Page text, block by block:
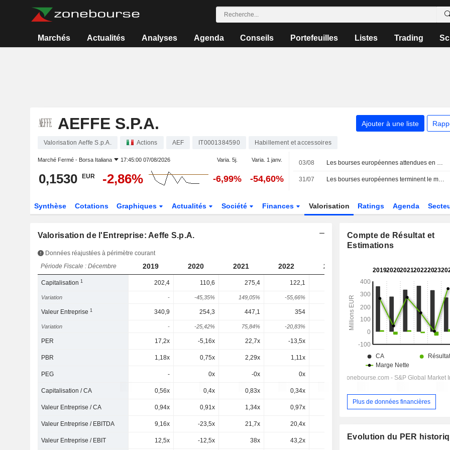
Marchés Actualités Analyses Agenda Conseils Portefeuilles Listes Trading
AEFFE S.P.A. Ajouter à une liste
Valorisation Aeffe S.p.A. Actions AEF IT0001384590 Habillement et accessoires
Marché Fermé - Borsa Italiana 17:45:00 07/08/2026 Varia. 5j. Varia. 1 janv.
0,1530 EUR -2,86% -6,99% -54,60%
03/08 Les bourses européennes attendues en hausse pour la première séance d'août
31/07 Les bourses européennes terminent le mois de juillet en hausse ; Amplifon porte le MIB
Synthèse Cotations Graphiques Actualités Société Finances Valorisation Ratings Agenda
Valorisation de l'Entreprise: Aeffe S.p.A.
Données réajustées à périmètre courant
Période Fiscale : Décembre
2019 2020 2021 2022 2023 2024
Capitalisation1 202,4 110,6 275,4 122,1 85,43
Variation - -45,35% 149,05% -55,66% -26,02% -5,45%
Valeur Entreprise1 340,9 254,3 447,1 354 343,8 237,8
Variation - -25,42% 75,84% -20,83% -2,86% -30,83%
PER 17,2x -5,16x 22,7x -13,5x 4,43x
PBR 1,18x 0,75x 2,29x 1,11x 0,87x
PEG - 0x -0x 0x -0x
Capitalisation / CA 0,56x 0,4x 0,83x 0,34x
Valeur Entreprise / CA 0,94x 0,91x 1,34x 0,97x 1,04x 0,87x
Valeur Entreprise / EBITDA 9,16x -23,5x 21,7x 20,4x
Valeur Entreprise / EBIT 12,5x -12,5x 38x 43,2x -16x -7,38x
Compte de Résultat et
Estimations
Plus de données financières
Evolution du PER